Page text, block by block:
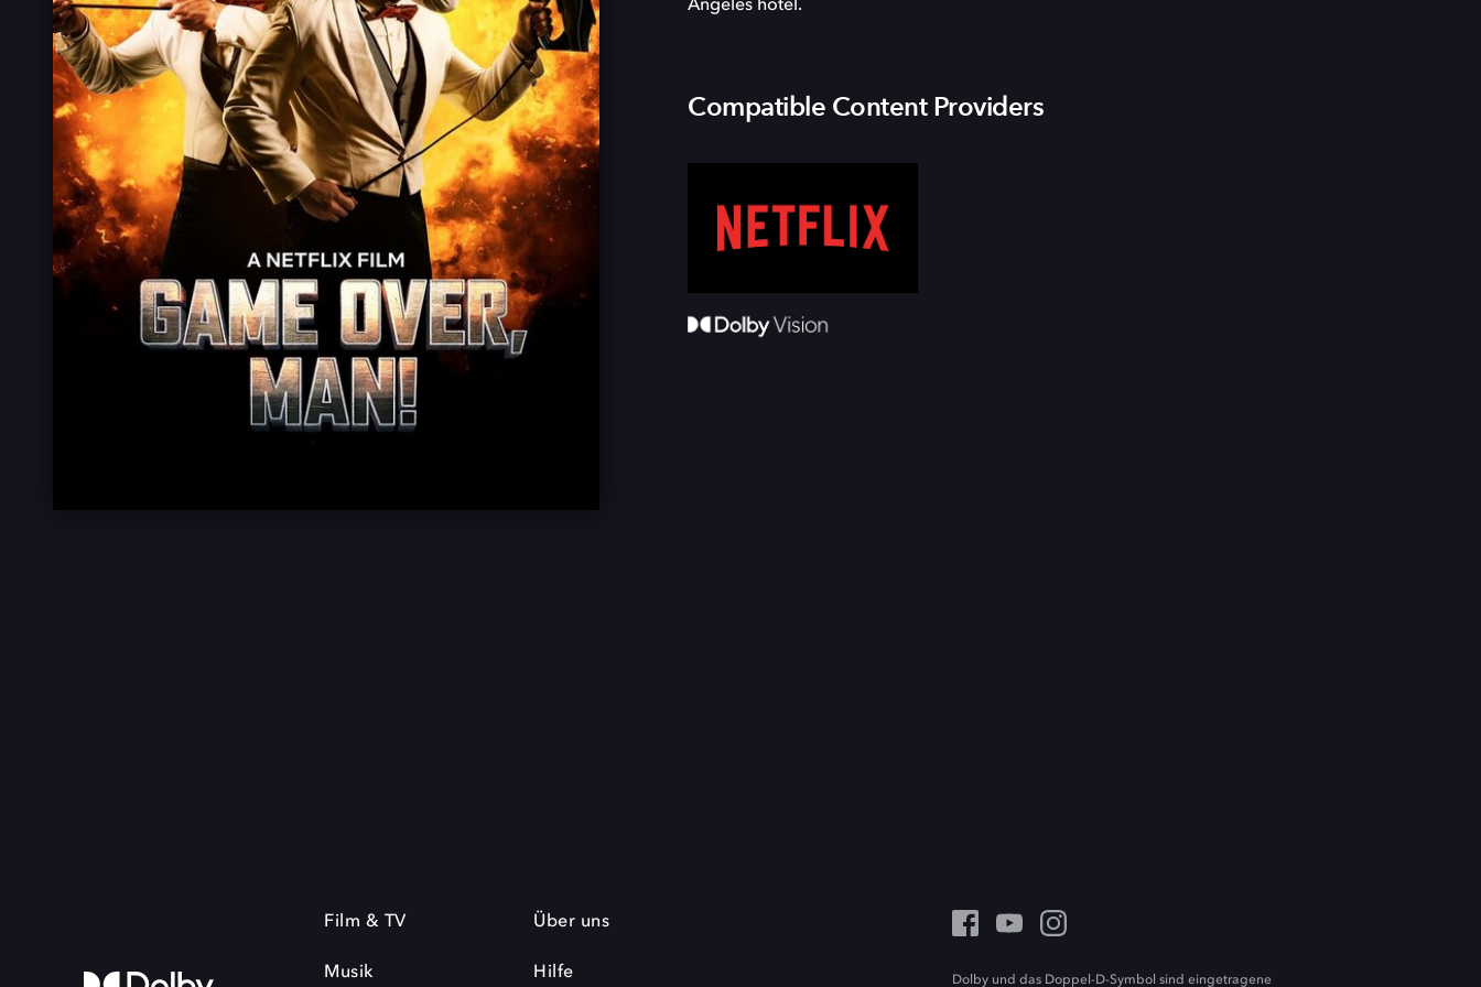
Angeles hotel.
Compatible Content Providers
Film & TV
Musik
Über uns
Hilfe Dolby und das Doppel-D-Symbol sind eingetragene